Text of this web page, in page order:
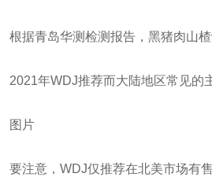
根据青岛华测检测报告，黑猪肉山
2021年WDJ推荐而大陆地区常见
图片
要注意，WDJ仅推荐在北美市场有